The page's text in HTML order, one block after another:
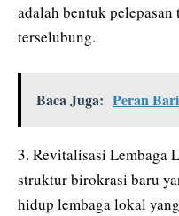
adalah bentuk
terselubung.
Baca Juga: Peran
3. Revitalisasi Lembaga
struktur birokrasi baru
hidup lembaga lokal